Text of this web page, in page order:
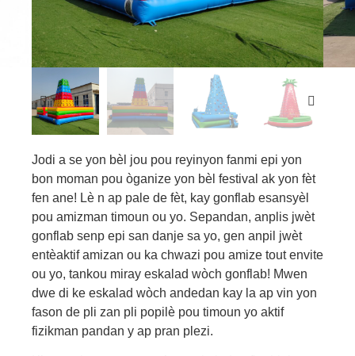
Jodi a se yon bèl jou pou reyinyon fanmi epi yon
bon moman pou òganize yon bèl festival ak yon fèt
fen ane! Lè n ap pale de fèt, kay gonflab esansyèl
pou amizman timoun ou yo. Sepandan, anplis jwèt
gonflab senp epi san danje sa yo, gen anpil jwèt
entèaktif amizan ou ka chwazi pou amize tout envite
ou yo, tankou miray eskalad wòch gonflab! Mwen
dwe di ke eskalad wòch andedan kay la ap vin yon
fason de pli zan pli popilè pou timoun yo aktif
fizikman pandan y ap pran plezi.